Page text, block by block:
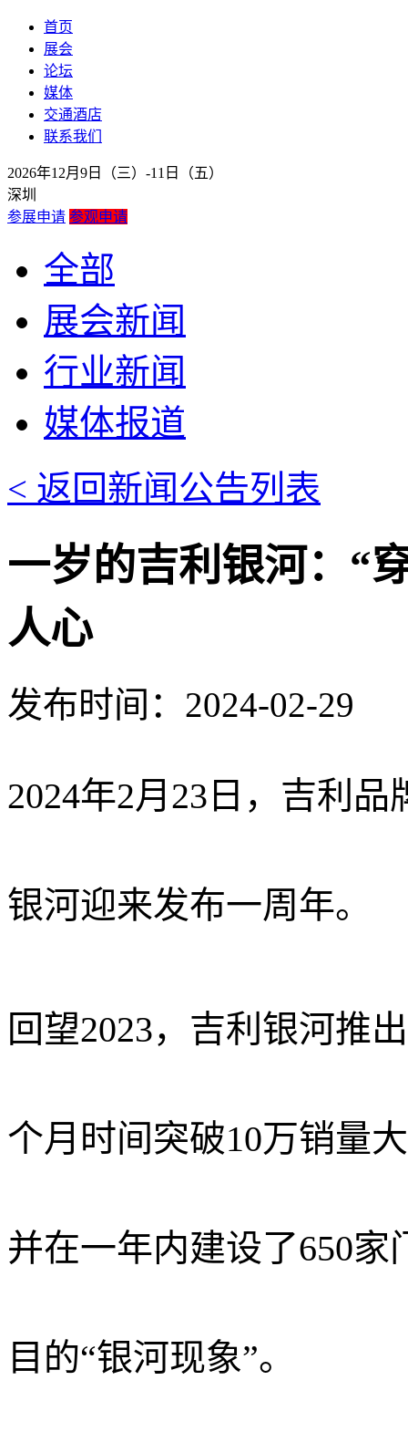
首页
展会
论坛
媒体
交通酒店
联系我们
2026年12月9日（三）-11日（五）
深圳
参展申请 参观申请
全部
展会新闻
行业新闻
媒体报道
< 返回新闻公告列表
一岁的吉利银河：“
人心
发布时间：2024-02-29
2024年2月23日，吉利
银河迎来发布一周年。
回望2023，吉利银河推
个月 时间突破10万销量
并在一年内建设了650家
目的“银河现象”。